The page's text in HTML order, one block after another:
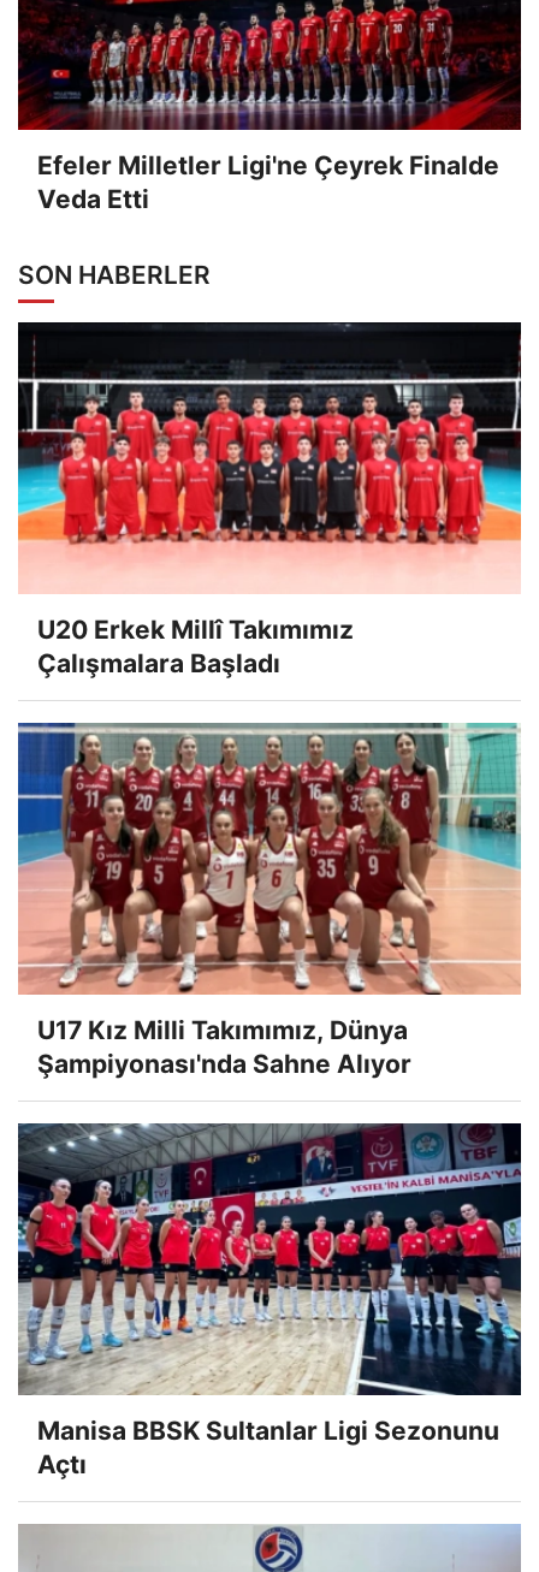
Efeler Milletler Ligi'ne Çeyrek Finalde
Veda Etti
SON HABERLER
U20 Erkek Millî Takımımız
Çalışmalara Başladı
U17 Kız Milli Takımımız, Dünya
Şampiyonası'nda Sahne Alıyor
Manisa BBSK Sultanlar Ligi Sezonunu
Açtı